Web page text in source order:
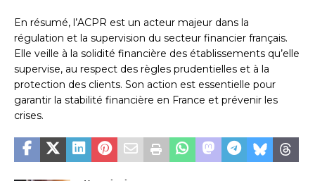
En résumé, l’ACPR est un acteur majeur dans la
régulation et la supervision du secteur financier français.
Elle veille à la solidité financière des établissements qu’elle
supervise, au respect des règles prudentielles et à la
protection des clients. Son action est essentielle pour
garantir la stabilité financière en France et prévenir les
crises.